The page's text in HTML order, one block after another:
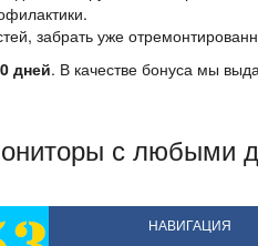
забрать уже
дней. В качестве бонуса мы
с любыми
НАВИГАЦИЯ